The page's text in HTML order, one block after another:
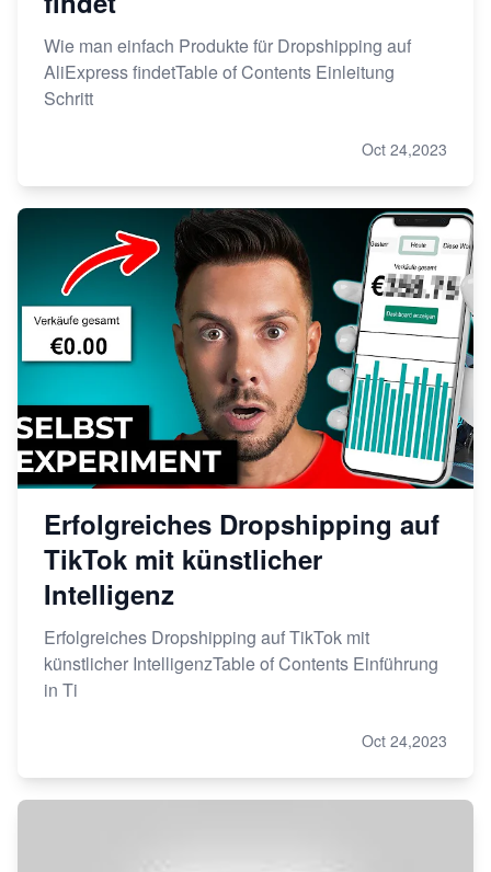
Wie man einfach Produkte für Dropshipping auf
AliExpress findetTable of Contents Einleitung
Schritt
Oct 24,2023
Erfolgreiches Dropshipping auf
TikTok mit künstlicher
Intelligenz
Erfolgreiches Dropshipping auf TikTok mit
künstlicher IntelligenzTable of Contents Einführung
in Ti
Oct 24,2023